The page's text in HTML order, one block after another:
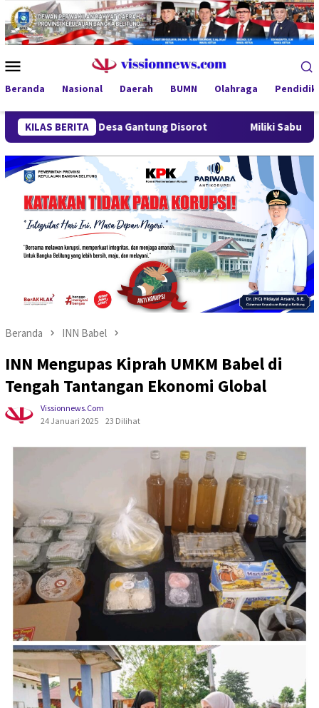
Loncat
ke
konten
Mobile
Beranda Nasional Daerah BUMN Olahraga
KILAS BERITA
Desa Gantung Disorot Miliki Sabu 50 Gram, IRT di
Beranda INN Babel
INN Mengupas Kiprah UMKM Babel di
Tengah Tantangan Ekonomi Global
Vissionnews.com
24 Januari 2025
23 Dilihat